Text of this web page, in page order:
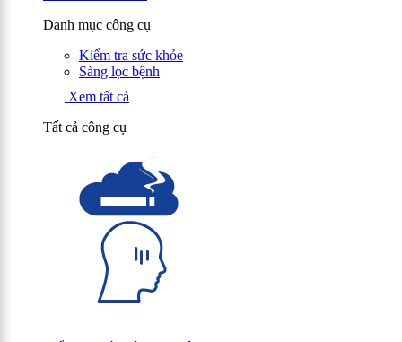
Danh mục công cụ
Kiểm tra sức khỏe
Sàng lọc bệnh
Xem tất cả
Tất cả công cụ